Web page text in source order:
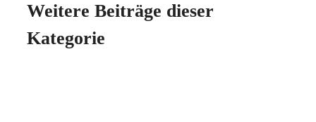
Weitere Beiträge dieser
Kategorie